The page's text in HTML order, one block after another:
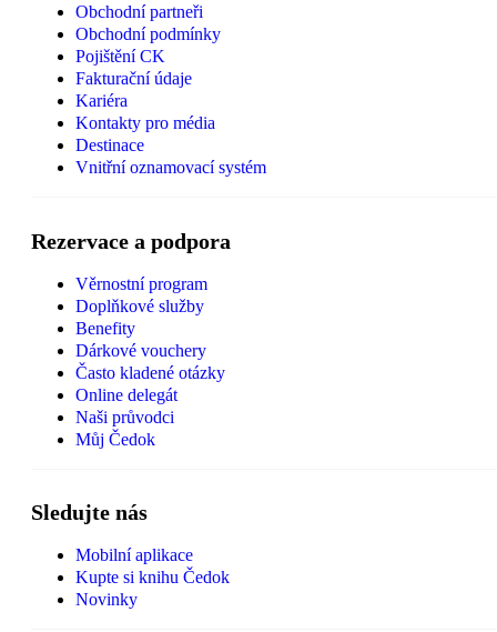
Obchodní partneři
Obchodní podmínky
Pojištění CK
Fakturační údaje
Kariéra
Kontakty pro média
Destinace
Vnitřní oznamovací systém
Rezervace a podpora
Věrnostní program
Doplňkové služby
Benefity
Dárkové vouchery
Často kladené otázky
Online delegát
Naši průvodci
Můj Čedok
Sledujte nás
Mobilní aplikace
Kupte si knihu Čedok
Novinky